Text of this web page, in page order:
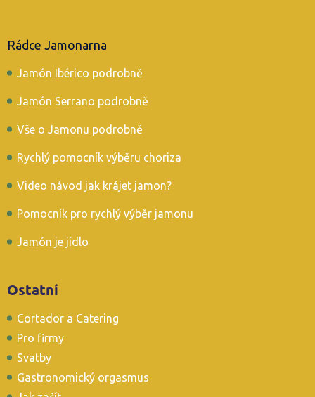
Rádce Jamonarna
Jamón Ibérico podrobně
Jamón Serrano podrobně
Vše o Jamonu podrobně
Rychlý pomocník výběru choriza
Video návod jak krájet jamon?
Pomocník pro rychlý výběr jamonu
Jamón je jídlo
Ostatní
Cortador a Catering
Pro firmy
Svatby
Gastronomický orgasmus